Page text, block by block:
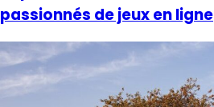
passionnés de jeux en ligne